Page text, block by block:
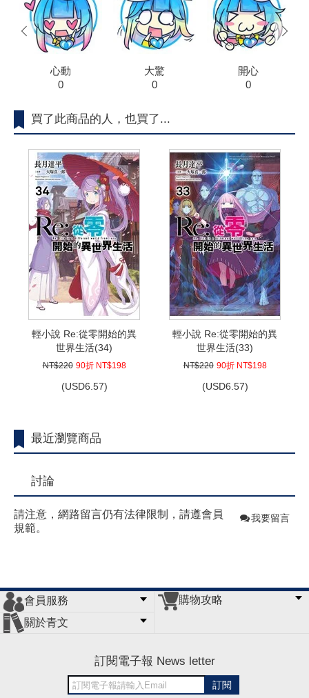
心動
0
大驚
0
開心
0
prev next
買了此商品的人，也買了...
輕小說 Re:從零開始的異
世界生活(34)
NT$220 90折 NT$198
(USD6.57)
輕小說 Re:從零開始的異
世界生活(33)
NT$220 90折 NT$198
(USD6.57)
最近瀏覽商品
討論
請注意，網路留言仍有法律限制，請遵會員
規範。
我要留言
會員服務
會員辦法
客服信箱
隱私條款
網站導覽
購物攻略
關於青文
訂閱電子報 News letter
訂閱